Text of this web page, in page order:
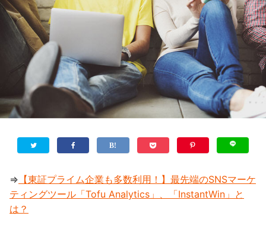
⇒ 【東証プライム企業も多数利用！】最先端のSNSマーケ
ティングツール「Tofu Analytics」、「InstantWin」と
は？